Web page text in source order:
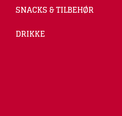
SNACKS & TILBEHØR
DRIKKE